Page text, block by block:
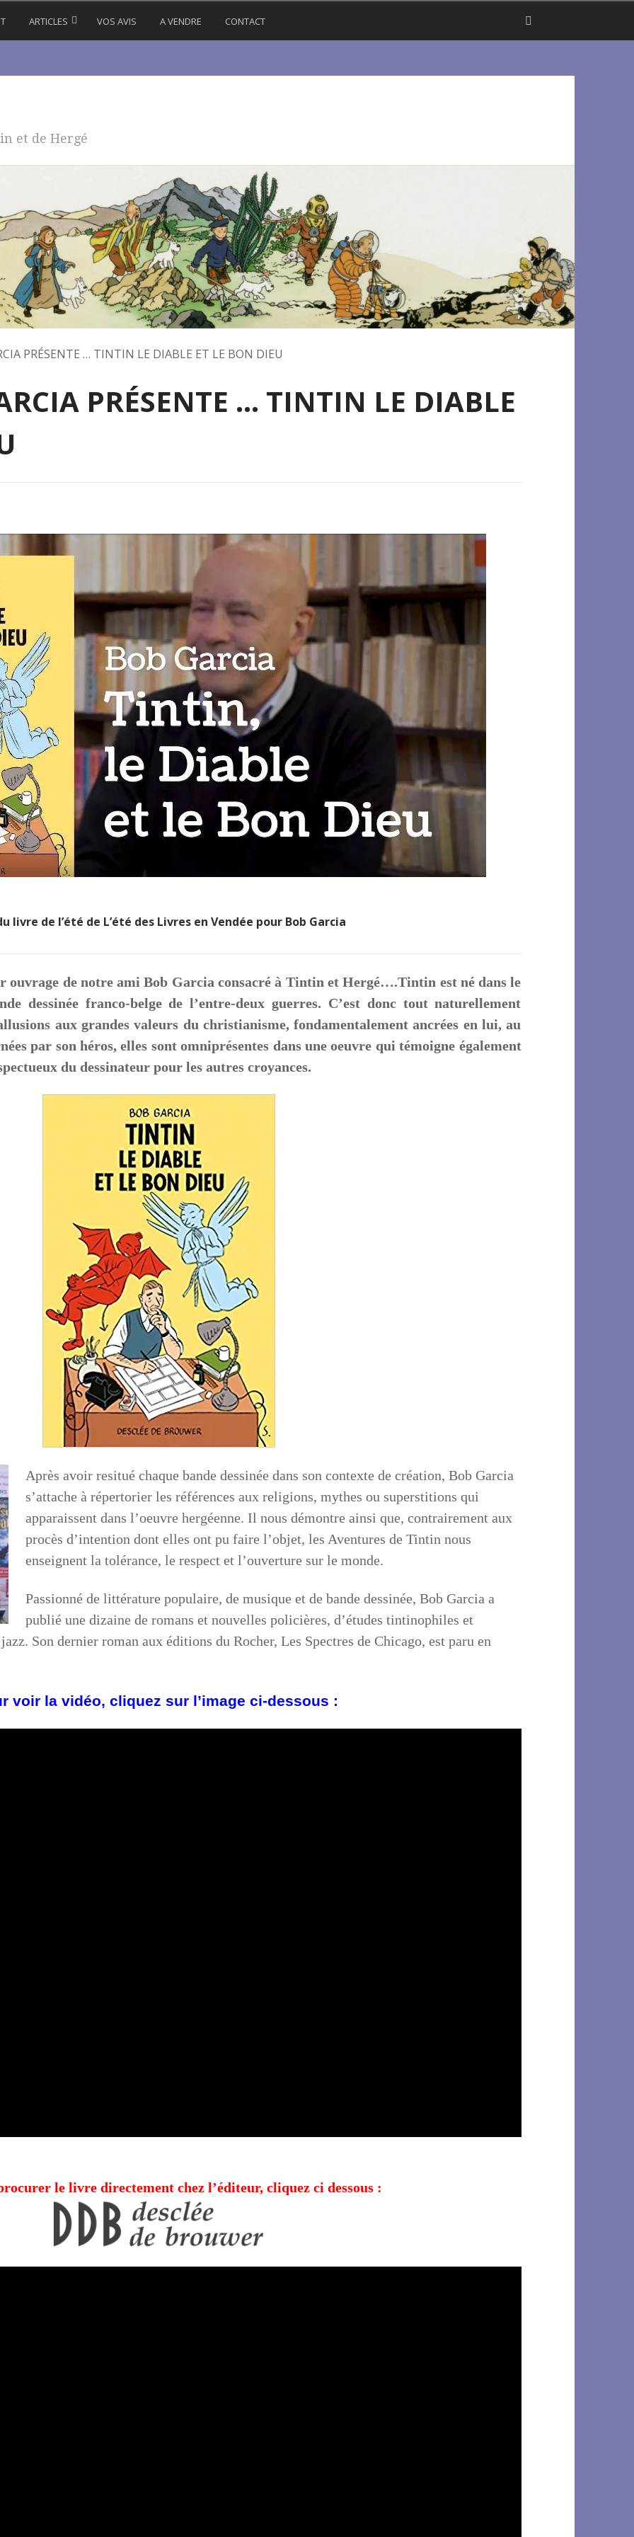
ARTICLES VOS AVIS A VENDRE CONTACT
et de Hergé
PRÉSENTE … TINTIN LE DIABLE ET LE BON DIEU
PRÉSENTE … TINTIN LE DIABLE
livre de l’été de L’été des Livres en Vendée pour Bob Garcia
de notre ami Bob Garcia consacré à Tintin et Hergé….Tintin est né dans le
dessinée franco-belge de l’entre-deux guerres. C’est donc tout naturellement
aux grandes valeurs du christianisme, fondamentalement ancrées en lui, au
par son héros, elles sont omniprésentes dans une oeuvre qui témoigne également
du dessinateur pour les autres croyances.
Après avoir resitué chaque bande dessinée dans son contexte de création, Bob Garcia
s’attache à répertorier les références aux religions, mythes ou superstitions qui
apparaissent dans l’oeuvre hergéenne. Il nous démontre ainsi que, contrairement aux
procès d’intention dont elles ont pu faire l’objet, les Aventures de Tintin nous
enseignent la tolérance, le respect et l’ouverture sur le monde.
Passionné de littérature populaire, de musique et de bande dessinée, Bob Garcia a
publié une dizaine de romans et nouvelles policières, d’études tintinophiles et
Son dernier roman aux éditions du Rocher, Les Spectres de Chicago, est paru en
voir la vidéo, cliquez sur l’image ci-dessous :
le livre directement chez l’éditeur, cliquez ci dessous :